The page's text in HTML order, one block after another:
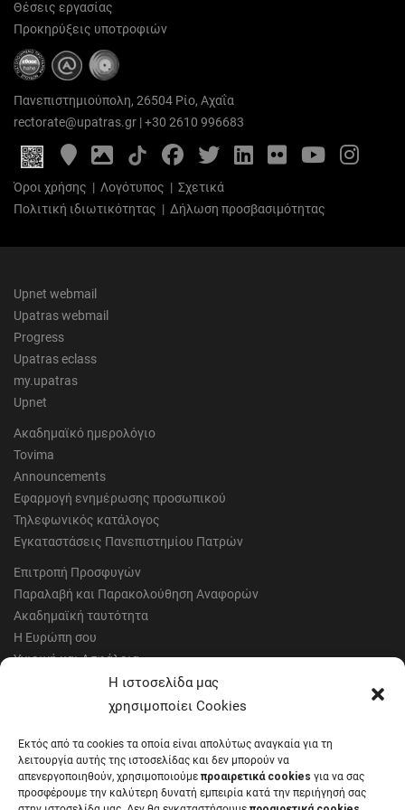
Η ιστοσελίδα μας
χρησιμοποίει Cookies
Εκτός από τα cookies τα οποία είναι απολύτως αναγκαία για τη
λειτουργία αυτής της ιστοσελίδας και δεν μπορούν να
απενεργοποιηθούν, χρησιμοποιούμε προαιρετικά cookies για να σας
προσφέρουμε την καλύτερη δυνατή εμπειρία κατά την περιήγησή σας
Θέσεις εργασίας
Προκηρύξεις υποτροφιών
Πανεπιστημιούπολη, 26504 Ρίο, Αχαΐα
rectorate@upatras.gr |+30 2610 996683
Google
Maps
Photo
Gallery
FacebookTwitterLinkedIn
FlickrYouTube
Όροι χρήσης | Λογότυπος | Σχετικά
Πολιτική ιδιωτικότητας | Δήλωση προσβασιμότητας
Upnet webmail
Upatras webmail
Progress
Upatras eclass
my.upatras
Upnet
Ακαδημαϊκό ημερολόγιο
Tovima
Announcements
Εφαρμογή ενημέρωσης προσωπικού
Τηλεφωνικός κατάλογος
Εγκαταστάσεις Πανεπιστημίου Πατρών
Επιτροπή Προσφυγών
Παραλαβή και Παρακολούθηση Αναφορών
Ακαδημαϊκή ταυτότητα
Η Ευρώπη σου
Υγιεινή και Ασφάλεια
Έντυπα Οικονομικής Υπηρεσίας
Έντυπα Διοικητικών Υπηρεσιών
Μητρώα αξιολογητών
Δημόσια Διαβούλευση
Συνεδριάσεις Συγκλήτου